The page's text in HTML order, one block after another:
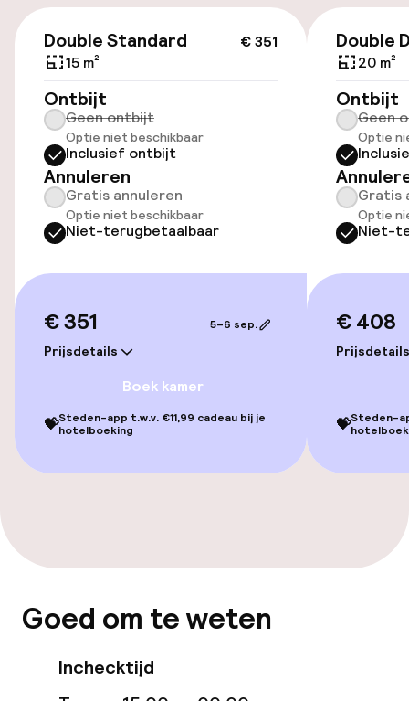
Toegankelijkheid
Lift
Voor toegankelijkheid
geoptimaliseerde kamers beschikbaar
Kamers
Voor toegankelijkheid
geoptimaliseerde kamers beschikbaar
Entertainment
Schoonmaakvoorzieningen
Wasservice
€ 351
Double Standard
15 m²
Ontbijt
Geen ontbijt
Optie niet beschikbaar
Inclusief ontbijt
Annuleren
Gratis annuleren
Optie niet beschikbaar
Niet-terugbetaalbaar
€ 351
Prijsdetails
5–6 sep.
Boek kamer
💝Steden-app t.w.v. €11,99 cadeau bij je
hotelboeking
Double
20 m²
Ontbijt
Geen
Optie
Gratis
Optie
Niet-
€ 408
Prijsdetails
💝Steden-
Goed om te weten
Inchecktijd